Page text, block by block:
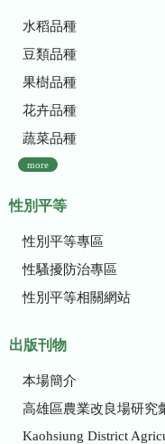
水稻品種
豆類品種
果樹品種
花卉品種
蔬菜品種
more
性別平等
性別平等專區
性騷擾防治專區
性別平等相關網站
出版刊物
本場簡介
高雄區農業改良場研究
Kaohsiung District Agricultural Research and